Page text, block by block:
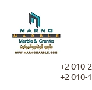
+2 010-
+2 010-